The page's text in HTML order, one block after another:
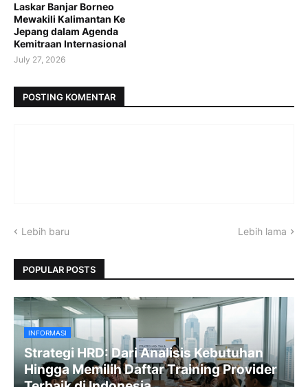
Laskar Banjar Borneo
Mewakili Kalimantan Ke
Jepang dalam Agenda
Kemitraan Internasional
July 27, 2026
POSTING KOMENTAR
Lebih baru Lebih lama
POPULAR POSTS
INFORMASI
Strategi HRD: Dari Analisis Kebutuhan
Hingga Memilih Daftar Training Provider